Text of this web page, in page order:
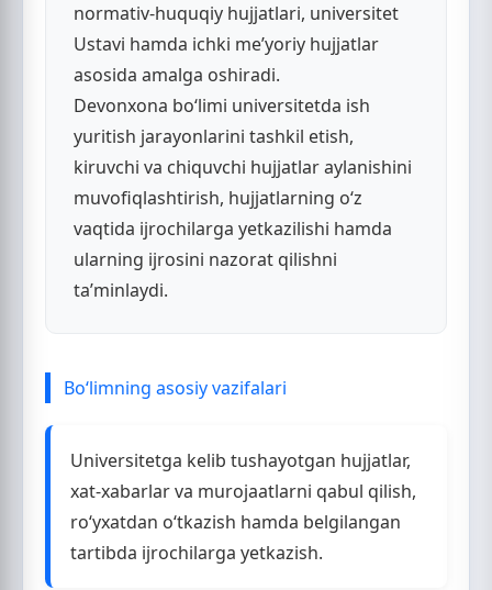
normativ-huquqiy hujjatlari, universitet
Ustavi hamda ichki me’yoriy hujjatlar
asosida amalga oshiradi.
Devonxona bo‘limi universitetda ish
yuritish jarayonlarini tashkil etish,
kiruvchi va chiquvchi hujjatlar aylanishini
muvofiqlashtirish, hujjatlarning o‘z
vaqtida ijrochilarga yetkazilishi hamda
ularning ijrosini nazorat qilishni
ta’minlaydi.
Bo‘limning asosiy vazifalari
Universitetga kelib tushayotgan hujjatlar,
xat-xabarlar va murojaatlarni qabul qilish,
ro‘yxatdan o‘tkazish hamda belgilangan
tartibda ijrochilarga yetkazish.